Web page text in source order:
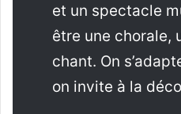
et un spectacle
être une chorale,
chant. On
on invite à la